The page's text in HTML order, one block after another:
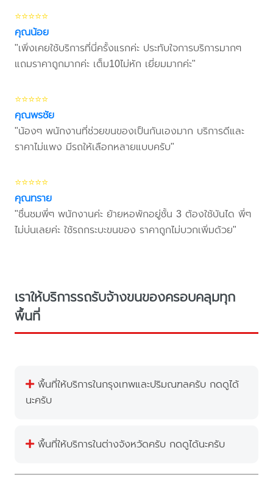
⭐⭐⭐⭐⭐
คุณน้อย
"เพิ่งเคยใช้บริการที่นี่ครั้งแรกค่ะ ประทับใจการบริการมากๆ
แถมราคาถูกมากค่ะ เต็ม10ไม่หัก เยี่ยมมากค่ะ"
⭐⭐⭐⭐⭐
คุณพรชัย
"น้องๆ พนักงานที่ช่วยขนของเป็นกันเองมาก บริการดีและ
ราคาไม่แพง มีรถให้เลือกหลายแบบครับ"
⭐⭐⭐⭐⭐
คุณทราย
"ชื่นชมพี่ๆ พนักงานค่ะ ย้ายหอพักอยู่ชั้น 3 ต้องใช้บันได พี่ๆ
ไม่บ่นเลยค่ะ ใช้รถกระบะขนของ ราคาถูกไม่บวกเพิ่มด้วย"
เราให้บริการรถรับจ้างขนของครอบคลุมทุก
พื้นที่
พื้นที่ให้บริการในกรุงเทพและปริมณฑลครับ กดดูได้
นะครับ
พื้นที่ให้บริการในต่างจังหวัดครับ กดดูได้นะครับ